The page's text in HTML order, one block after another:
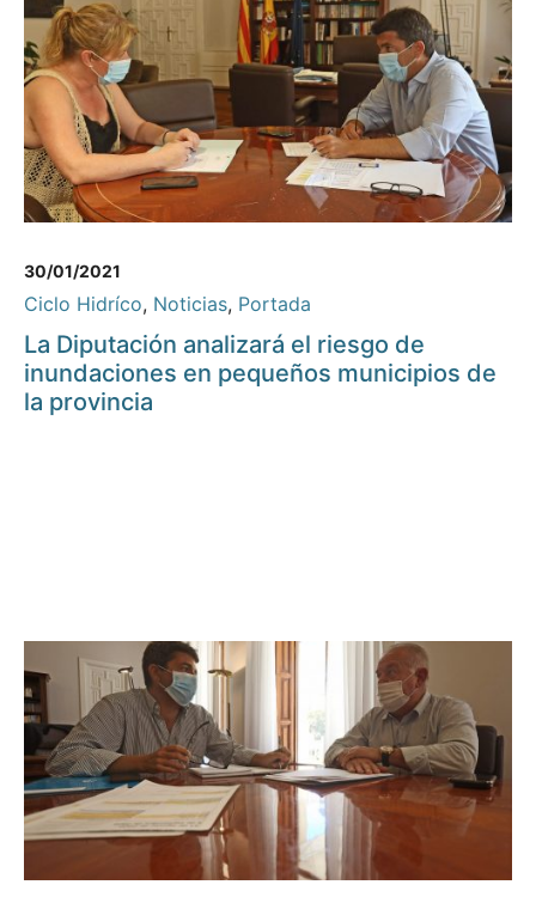
30/01/2021
Ciclo Hidríco, Noticias, Portada
La Diputación analizará el riesgo de
inundaciones en pequeños municipios de
la provincia